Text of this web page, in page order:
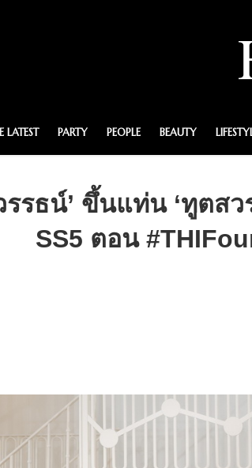
LATEST PARTY PEOPLE BEAUTY
รธน์’ ขึ้นแท่น ‘ทูตส
SS5 ตอน